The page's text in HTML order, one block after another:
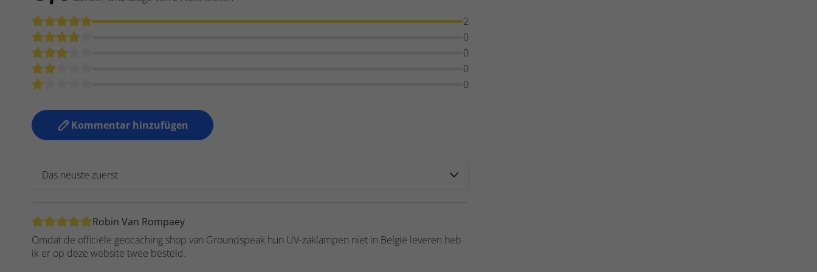
2
0
0
0
0
Kommentar hinzufügen
Robin Van Rompaey
Omdat de officiële geocaching shop van Groundspeak hun UV-zaklampen niet in België leveren heb
ik er op deze website twee besteld.